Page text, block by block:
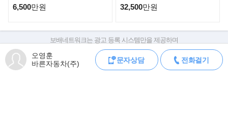
외관의 경우 낮게 떨어지는 보닛과 보닛보다 높게 강조된 펜더, 낮
6,500만원 32,500만원
오영훈
바른자동차(주)
문자상담 전화걸기
보배네트워크는 광고 등록 시스템만을 제공하며
판매자가 직접 등록한 내용에 대한 모든 책임은 판매자에게 있습니다.
차량 구매 시 차량등록증, 성능점검기록부, 실제 차량 상태,
차대번호 조회로 직접 정보를 확인하세요.